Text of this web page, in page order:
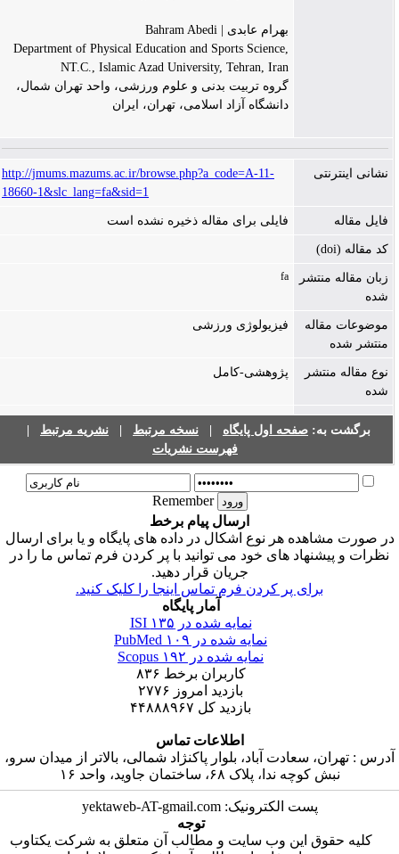
بهرام عابدی | Bahram Abedi
Department of Physical Education and Sports Science,
NT.C., Islamic Azad University, Tehran, Iran
گروه تربیت بدنی و علوم ورزشی، واحد تهران شمال،
دانشگاه آزاد اسلامی، تهران، ایران
نشانی اینترنتی
http://jmums.mazums.ac.ir/browse.php?a_code=A-11-
18660-1&slc_lang=fa&sid=1
فایل مقاله فایلی برای مقاله ذخیره نشده است
کد مقاله (doi)
زبان مقاله منتشر
شده
موضوعات مقاله
منتشر شده
فیزیولوژی ورزشی
نوع مقاله منتشر
شده
پژوهشی-کامل
برگشت به:صفحه اول پایگاه| نسخه مرتبط| نشریه مرتبط|
فهرست نشریات
Remember
ارسال پیام برخط
صورت مشاهده هر نوع اشکال در داده های پایگاه و یا برای ارسال
نظرات و پیشنهاد های خود می توانید با پر کردن فرم تماس ما را در
جریان قرار دهید.
برای پر کردن فرم تماس اینجا را کلیک کنید.
آمار پایگاه
نمایه شده در ISI۱۳۵
نمایه شده در PubMed۱۰۹
نمایه شده در Scopus۱۹۲
کاربران برخط۸۳۶
بازدید امروز۲۷۷۶
بازدید کل ۴۴۸۸۸۹۶۷
اطلاعات تماس
: تهران، سعادت آباد، بلوار پاکنژاد شمالی، بالاتر از میدان سرو،
نبش کوچه ندا، پلاک ۶۸، ساختمان جاوید، واحد ۱۶
پست الکترونیک: yektaweb-AT-gmail.com
توجه
کلیه حقوق این وب سایت و مطالب آن متعلق به شرکت یکتاوب